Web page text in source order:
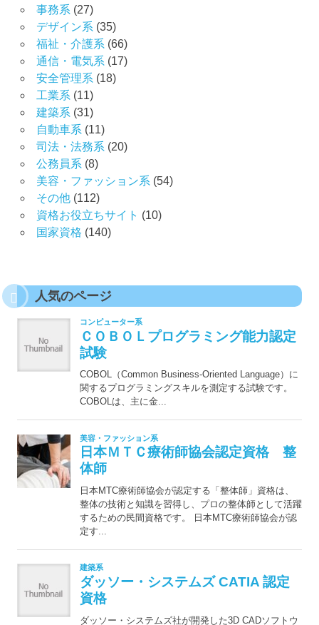
事務系(27)
デザイン系(35)
福祉・介護系(66)
通信・電気系(17)
安全管理系(18)
工業系(11)
建築系(31)
自動車系(11)
司法・法務系(20)
公務員系(8)
美容・ファッション系(54)
その他(112)
資格お役立ちサイト (10)
国家資格 (140)
人気のページ